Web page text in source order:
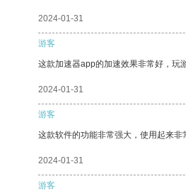
2024-01-31
游客
这款加速器app的加速效果非常好，玩
2024-01-31
游客
这款软件的功能非常强大，使用起来非
2024-01-31
游客